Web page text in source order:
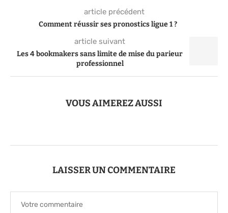
article précédent
Comment réussir ses pronostics ligue 1 ?
article suivant
Les 4 bookmakers sans limite de mise du parieur
professionnel
VOUS AIMEREZ AUSSI
LAISSER UN COMMENTAIRE